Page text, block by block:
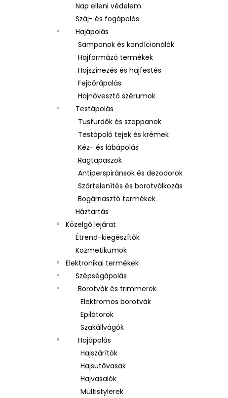
Nap elleni védelem
Száj- és fogápolás
Hajápolás
Samponok és kondícionálók
Hajformázó termékek
Hajszínezés és hajfestés
Fejbőrápolás
Hajnövesztő szérumok
Testápolás
Tusfürdők és szappanok
Testápoló tejek és krémek
Kéz- és lábápolás
Ragtapaszok
Antiperspiránsok és dezodorok
Szőrtelenítés és borotválkozás
Bogárriasztó termékek
Háztartás
Közelgő lejárat
Étrend-kiegészítők
Kozmetikumok
Elektronikai termékek
Szépségápolás
Borotvák és trimmerek
Elektromos borotvák
Epilátorok
Szakállvágók
Hajápolás
Hajszárítók
Hajsütővasak
Hajvasalók
Multistylerek